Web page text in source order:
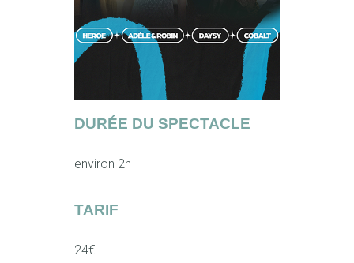
DURÉE DU SPECTACLE
environ 2h
TARIF
24€